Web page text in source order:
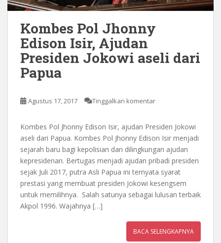
Kombes Pol Jhonny
Edison Isir, Ajudan
Presiden Jokowi aseli dari
Papua
Agustus 17, 2017 Tinggalkan komentar
Kombes Pol Jhonny Edison Isir, ajudan Presiden Jokowi
aseli dari Papua. Kombes Pol Jhonny Edison Isir menjadi
sejarah baru bagi kepolisian dan dilingkungan ajudan
kepresidenan. Bertugas menjadi ajudan pribadi presiden
sejak Juli 2017, putra Asli Papua ini ternyata syarat
prestasi yang membuat presiden Jokowi kesengsem
untuk memilihnya. Salah satunya sebagai lulusan terbaik
Akpol 1996. Wajahnya […]
BACA SELENGKAPNYA